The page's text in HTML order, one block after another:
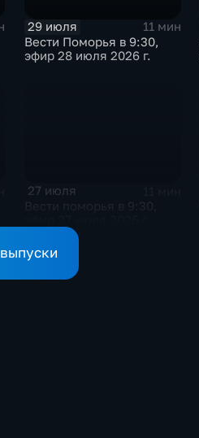
29 июля
11 мин
Вести Поморья в 9:30,
эфир 28 июля 2026 г.
27 июля